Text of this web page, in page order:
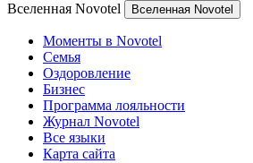
Вселенная Novotel Вселенная Novotel
Моменты в Novotel
Семья
Оздоровление
Бизнес
Программа лояльности
Журнал Novotel
Все языки
Карта сайта